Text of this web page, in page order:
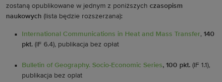
zostaną opublikowane w jednym z poniższych czasopism
naukowych (lista będzie rozszerzana):
International Communications in Heat and Mass Transfer, 140
pkt. (IF 6.4), publikacja bez opłat
Bulletin of Geography. Socio-Economic Series, 100 pkt. (IF 1.1),
publikacja bez oplat